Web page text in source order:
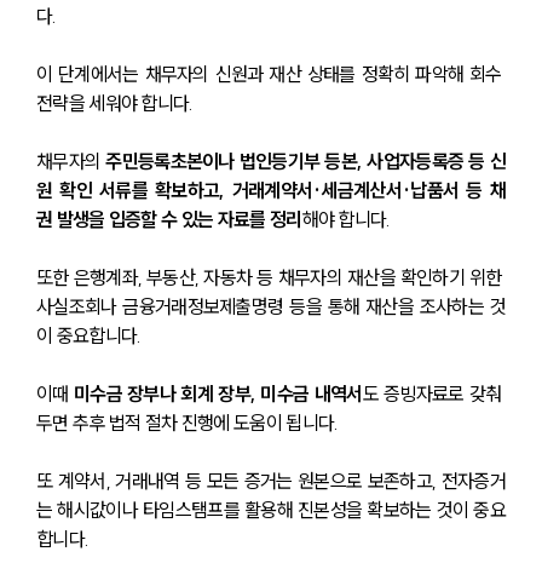
다.
이 단계에서는 채무자의 신원과 재산 상태를 정확히 파악해 회수
전략을 세워야 합니다.
채무자의 주민등록초본이나 법인등기부 등본, 사업자등록증 등 신
원 확인 서류를 확보하고, 거래계약서·세금계산서·납품서 등 채
권 발생을 입증할 수 있는 자료를 정리해야 합니다.
또한 은행계좌, 부동산, 자동차 등 채무자의 재산을 확인하기 위한
사실조회나 금융거래정보제출명령 등을 통해 재산을 조사하는 것
이 중요합니다.
이때 미수금 장부나 회계 장부, 미수금 내역서도 증빙자료로 갖춰
두면 추후 법적 절차 진행에 도움이 됩니다.
또 계약서, 거래내역 등 모든 증거는 원본으로 보존하고, 전자증거
는 해시값이나 타임스탬프를 활용해 진본성을 확보하는 것이 중요
합니다.